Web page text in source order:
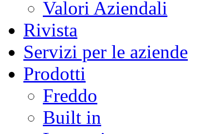
Valori Aziendali
Rivista
Servizi per le aziende
Prodotti
Freddo
Built in